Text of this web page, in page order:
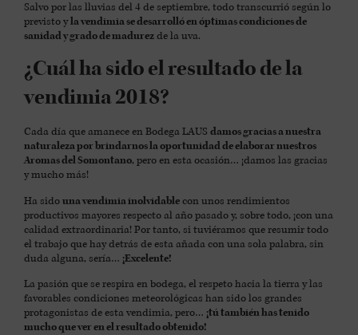
Salvo por las lluvias del 4 de septiembre, todo transcurrió según lo
previsto yla vendimia se desarrolló en óptimas condiciones de
sanidad y grado de madurezde la uva.
¿Cuál ha sido el resultado de la
vendimia 2018?
Cada día que amanece en Bodega LAUS damos gracias a nuestra
naturaleza por brindarnos la oportunidad de elaborar nuestros
Aromas del Somontano, pero en esta ocasión… ¡damos las gracias
y mucho más!
Ha sidouna vendimia inolvidablecon unos rendimientos
productivos mayores respecto al año pasado y, sobre todo, ¡con una
calidad extraordinaria! Por tanto, si tuviéramos que resumir todo
el trabajo que hay detrás de esta añada con una sola palabra, sin
duda alguna, sería… ¡Excelente!
La pasión que se respira en bodega, el respeto hacia la tierra y las
favorables condiciones meteorológicas han sido los grandes
protagonistas de esta vendimia, pero… ¡tú también has tenido
mucho que ver en el resultado obtenido!